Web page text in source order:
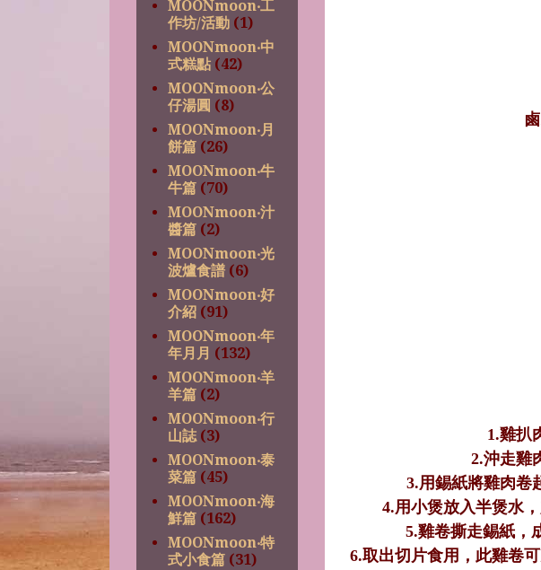
1.雞扒
2.沖走雞
3.用錫紙將雞肉卷
4.用小煲放入半煲水
5.雞卷撕走錫紙，
6.取出切片食用，此雞卷
MOONmoon‧工
作坊/活動 (1)
MOONmoon‧中
式糕點 (42)
MOONmoon‧公
仔湯圓 (8)
MOONmoon‧月
餅篇 (26)
MOONmoon‧牛
牛篇 (70)
MOONmoon‧汁
醬篇 (2)
MOONmoon‧光
波爐食譜 (6)
MOONmoon‧好
介紹 (91)
MOONmoon‧年
年月月 (132)
MOONmoon‧羊
羊篇 (2)
MOONmoon‧行
山誌 (3)
MOONmoon‧泰
菜篇 (45)
MOONmoon‧海
鮮篇 (162)
MOONmoon‧特
式小食篇 (31)